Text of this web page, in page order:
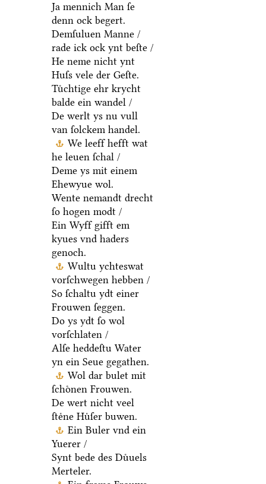
Ja mennich Man ſe
denn ock begert.
Demſuluen Manne /
rade ick ock ynt beſte /
He neme nicht ynt
Huſs vele der Geſte.
Tuͤchtige ehr krycht
balde ein wandel /
De werlt ys nu vull
van ſolckem handel.
We leeff hefft wat
he leuen ſchal /
Deme ys mit einem
Ehewyue wol.
Wente nemandt drecht
ſo hogen modt /
Ein Wyff gifft em
kyues vnd haders
genoch.
Wultu ychteswat
vorſchwegen hebben /
So ſchaltu ydt einer
Frouwen ſeggen.
Do ys ydt ſo wol
vorſchlaten /
Alſe heddeſtu Water
yn ein Seue gegathen.
Wol dar bulet mit
ſchoͤnen Frouwen.
De wert nicht veel
ſteͤne Huͤſer buwen.
Ein Buler vnd ein
Yuerer /
Synt bede des Duͤuels
Merteler.